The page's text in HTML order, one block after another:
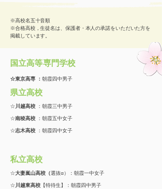
※高校名五十音順
※合格高校，生徒名は、保護者・本人の承諾をいただいた方を
掲載しています。
国立高等専門学校
☆東京高専 ： 朝霞四中男子
県立高校
☆ 川越高校 ：朝霞三中男子
☆南稜高校 ：朝霞五中女子
☆志木高校 ：朝霞四中女子
私立高校
☆大妻嵐山高校（選抜α）：朝霞一中女子
☆ 川越東高校 【特待生】：朝霞四中男子